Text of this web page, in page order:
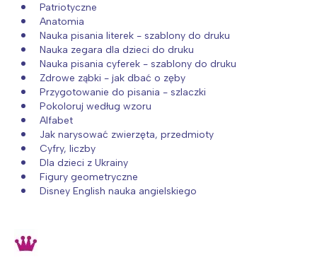
Patriotyczne
Anatomia
Nauka pisania literek - szablony do druku
Nauka zegara dla dzieci do druku
Nauka pisania cyferek - szablony do druku
Zdrowe ząbki - jak dbać o zęby
Przygotowanie do pisania - szlaczki
Pokoloruj według wzoru
Alfabet
Jak narysować zwierzęta, przedmioty
Cyfry, liczby
Dla dzieci z Ukrainy
Figury geometryczne
Disney English nauka angielskiego